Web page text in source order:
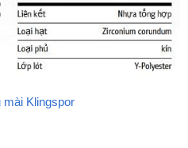
mài Klingspor